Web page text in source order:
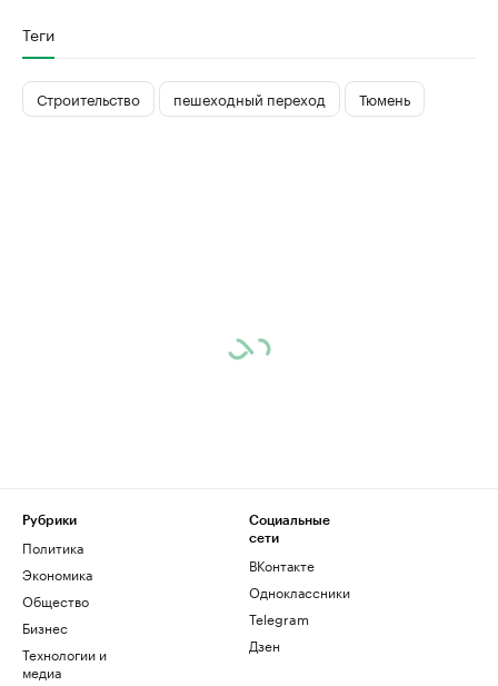
Теги
Строительство пешеходный переход Тюмень
Рубрики
Политика
Экономика
Общество
Бизнес
Технологии и
медиа
Социальные
сети
ВКонтакте
Одноклассники
Telegram
Дзен